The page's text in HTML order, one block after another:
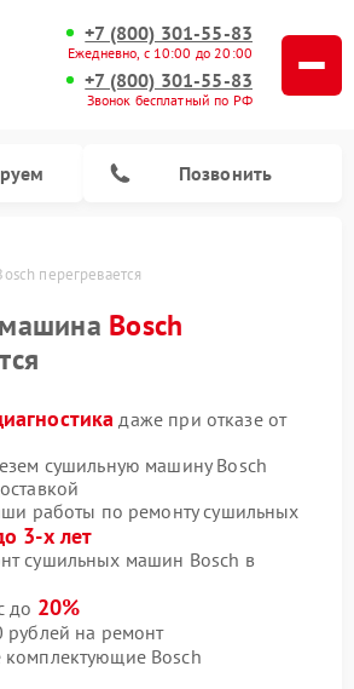
+7 (800) 301-55-83
Ежедневно, с 10:00 до 20:00
+7 (800) 301-55-83
Звонок бесплатный по РФ
Позвонить
перегревается
Bosch
даже при отказе от
сушильную машину Bosch
работы по ремонту сушильных
3-х лет
сушильных машин Bosch в
до 20%
рублей на ремонт
Bosch